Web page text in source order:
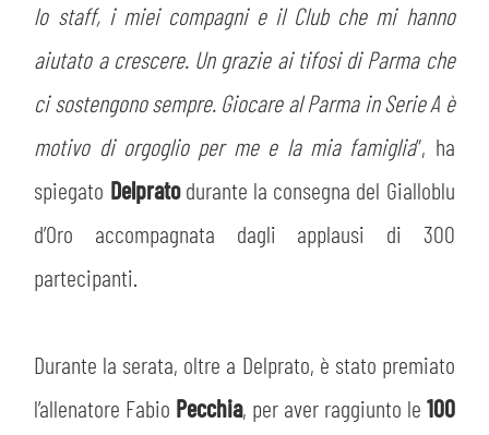
lo staff, i miei compagni e il Club che mi hanno
aiutato a crescere. Un grazie ai tifosi di Parma che
ci sostengono sempre. Giocare al Parma in Serie A è
motivo di orgoglio per me e la mia famiglia”, ha
spiegato Delpratodurante la consegna del Gialloblu
d’Oro accompagnata dagli applausi di 300
partecipanti.
Durante la serata, oltre a Delprato, è stato premiato
l’allenatore Fabio Pecchia, per aver raggiunto le 100